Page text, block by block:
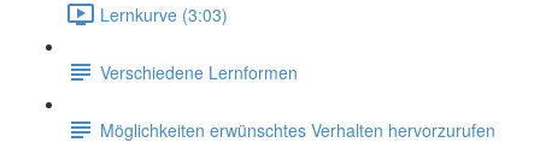
Lernkurve (3:03)
Verschiedene Lernformen
Möglichkeiten erwünschtes Verhalten hervorzurufen